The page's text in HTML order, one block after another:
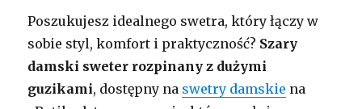
Poszukujesz idealnego swetra, który łączy w
sobie styl, komfort i praktyczność? Szary
damski sweter rozpinany z dużymi
guzikami, dostępny na swetry damskie na